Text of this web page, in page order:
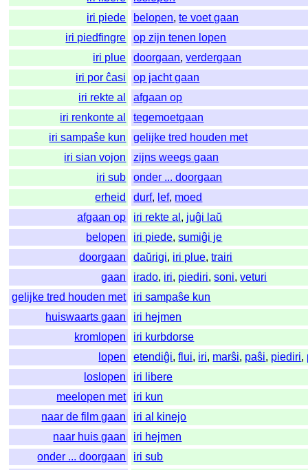
iri piede
belopen,te voet gaan
iri piedfingre
op zijn tenen lopen
iri plue
doorgaan,verdergaan
iri por ĉasi
op jacht gaan
iri rekte al
afgaan op
iri renkonte al
tegemoetgaan
iri sampaŝe kun
gelijke tred houden met
iri sian vojon
zijns weegs gaan
iri sub
onder ... doorgaan
erheid
durf, lef, moed
afgaan op
iri rekte al , juĝi laŭ
belopen
iri piede,sumiĝi je
doorgaan
daŭrigi, iri plue,trairi
gaan
irado, iri, piediri,soni,veturi
gelijke tred houden met
iri sampaŝe kun
huiswaarts gaan
iri hejmen
kromlopen
iri kurbdorse
lopen
etendiĝi,flui, iri, marŝi, paŝi, piediri,
loslopen
iri libere
meelopen met
iri kun
naar de film gaan
iri al kinejo
naar huis gaan
iri hejmen
onder ... doorgaan
iri sub